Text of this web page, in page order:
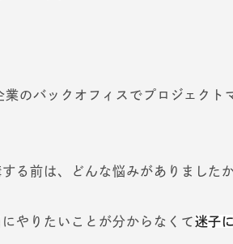
のバックオフィスでプロジェクト
る前は、どんな悩みがありましたか
やりたいことが分からなくて迷子